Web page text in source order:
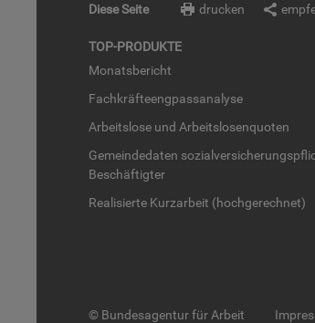
Diese Seite drucken
TOP-PRO­DUK­TE
Mo­nats­be­richt
Fach­kräf­te­eng­pass­ana­ly­se
Ar­beits­lo­se und Ar­beits­lo­sen­quo­ten
Ge­mein­de­da­ten
Be­schäf­tig­ter
Rea­li­sier­te Kurz­ar­beit (hoch­ge­rech­net)
© Bundesagentur für Arbeit